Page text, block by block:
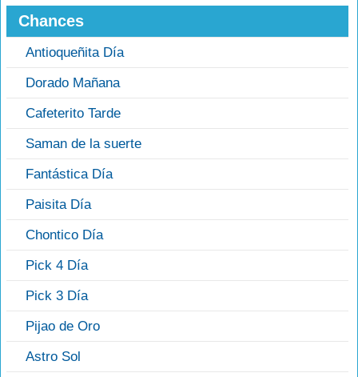
Chances
Antioqueñita Día
Dorado Mañana
Cafeterito Tarde
Saman de la suerte
Fantástica Día
Paisita Día
Chontico Día
Pick 4 Día
Pick 3 Día
Pijao de Oro
Astro Sol